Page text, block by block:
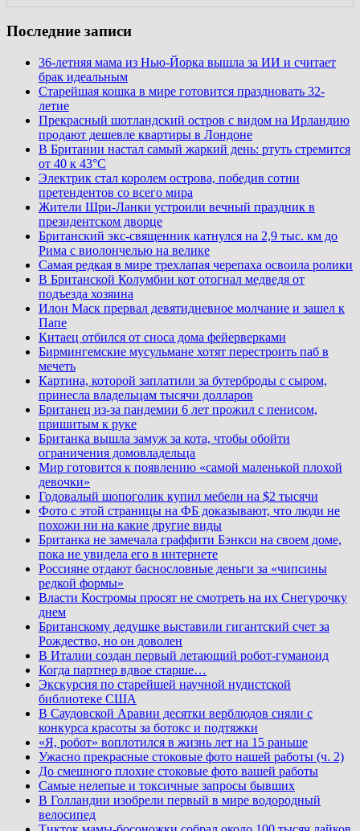
Последние записи
36-летняя мама из Нью-Йорка вышла за ИИ и считает
брак идеальным
Старейшая кошка в мире готовится праздновать 32-
летие
Прекрасный шотландский остров с видом на Ирландию
продают дешевле квартиры в Лондоне
В Британии настал самый жаркий день: ртуть стремится
от 40 к 43°C
Электрик стал королем острова, победив сотни
претендентов со всего мира
Жители Шри-Ланки устроили вечный праздник в
президентском дворце
Британский экс-священник катнулся на 2,9 тыс. км до
Рима с виолончелью на велике
Самая редкая в мире трехлапая черепаха освоила ролики
В Британской Колумбии кот отогнал медведя от
подъезда хозяина
Илон Маск прервал девятидневное молчание и зашел к
Папе
Китаец отбился от сноса дома фейерверками
Бирмингемские мусульмане хотят перестроить паб в
мечеть
Картина, которой заплатили за бутерброды с сыром,
принесла владельцам тысячи долларов
Британец из-за пандемии 6 лет прожил с пенисом,
пришитым к руке
Британка вышла замуж за кота, чтобы обойти
ограничения домовладельца
Мир готовится к появлению «самой маленькой плохой
девочки»
Годовалый шопоголик купил мебели на $2 тысячи
Фото с этой страницы на ФБ доказывают, что люди не
похожи ни на какие другие виды
Британка не замечала граффити Бэнкси на своем доме,
пока не увидела его в интернете
Россияне отдают баснословные деньги за «чипсины
редкой формы»
Власти Костромы просят не смотреть на их Снегурочку
днем
Британскому дедушке выставили гигантский счет за
Рождество, но он доволен
В Италии создан первый летающий робот-гуманоид
Когда партнер вдвое старше…
Экскурсия по старейшей научной нудистской
библиотеке США
В Саудовской Аравии десятки верблюдов сняли с
конкурса красоты за ботокс и подтяжки
«Я, робот» воплотился в жизнь лет на 15 раньше
Ужасно прекрасные стоковые фото нашей работы (ч. 2)
До смешного плохие стоковые фото вашей работы
Самые нелепые и токсичные запросы бывших
В Голландии изобрели первый в мире водородный
велосипед